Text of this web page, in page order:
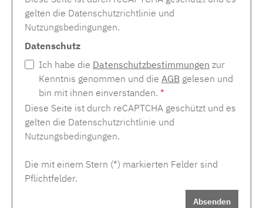
gelten die Datenschutzrichtlinie und
Nutzungsbedingungen.
Datenschutz
Ich habe die Datenschutzbestimmungen zur
Kenntnis genommen und die AGB gelesen und
bin mit ihnen einverstanden. *
Diese Seite ist durch reCAPTCHA geschützt und es
gelten die Datenschutzrichtlinie und
Nutzungsbedingungen.
Die mit einem Stern (*) markierten Felder sind
Pflichtfelder.
Absenden